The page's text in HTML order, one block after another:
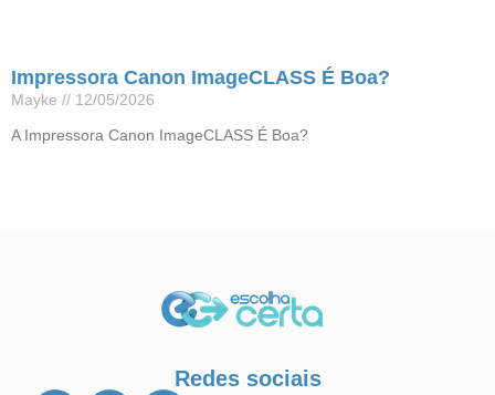
Impressora Canon ImageCLASS É Boa?
Mayke
12/05/2026
A Impressora Canon ImageCLASS É Boa?
Redes sociais